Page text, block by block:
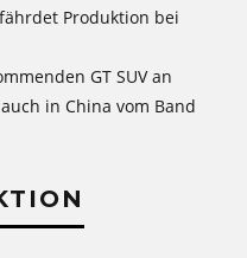
Produktion bei
GT SUV an
in China vom Band